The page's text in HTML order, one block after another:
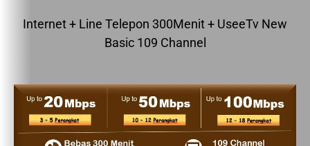
Internet + Line Telepon 300Menit + UseeTv New
Basic 109 Channel